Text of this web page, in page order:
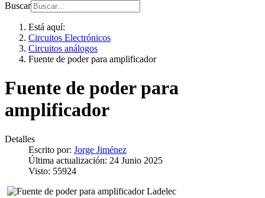
Buscar
Está aquí:
Circuitos Electrónicos
Circuitos análogos
Fuente de poder para amplificador
Fuente de poder para
amplificador
Detalles
Escrito por: Jorge Jiménez
Última actualización: 24 Junio 2025
Visto: 55924